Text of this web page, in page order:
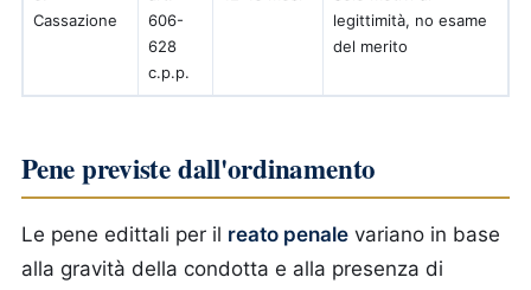
Cassazione
606-
628
c.p.p.
legittimità, no esame
del merito
Pene previste dall'ordinamento
Le pene edittali per il reato penale variano in base
alla gravità della condotta e alla presenza di